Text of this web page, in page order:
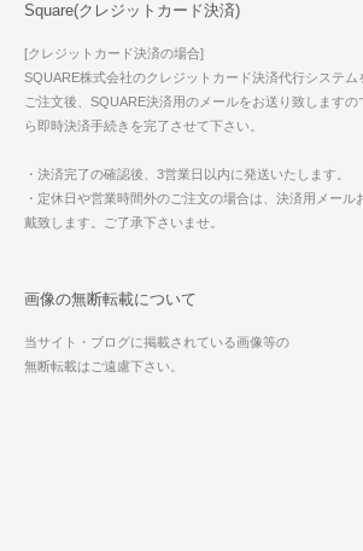
Square(クレジットカード決済)
[クレジットカード決済の場合]
SQUARE株式会社のクレジットカード決済代行システム
ご注文後、SQUARE決済用のメールをお送り致します
ら即時決済手続きを完了させて下さい。
・決済完了の確認後、3営業日以内に発送いたします。
・定休日や営業時間外のご注文の場合は、決済用メール
戴致します。ご了承下さいませ。
画像の無断転載について
当サイト・ブログに掲載されている画像等の
無断転載はご遠慮下さい。